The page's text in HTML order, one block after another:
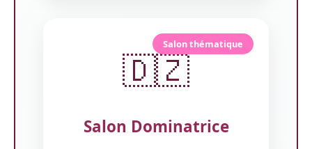
Salon thématique
🇩🇿
Salon Dominatrice